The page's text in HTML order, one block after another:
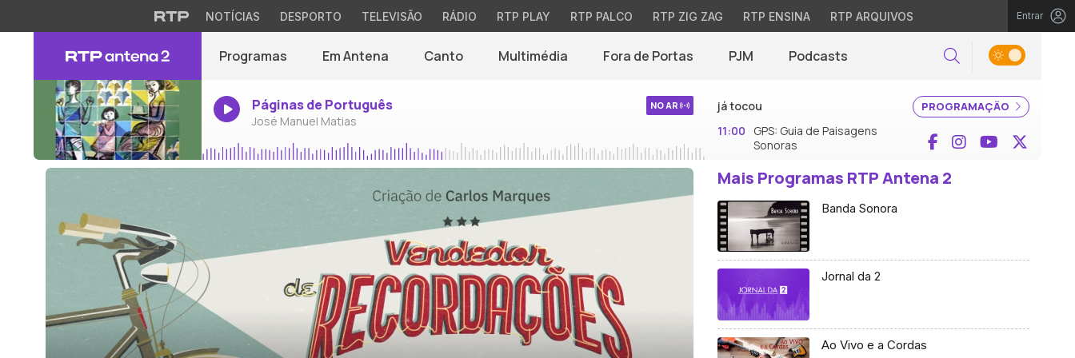
NOTÍCIAS DESPORTO TELEVISÃO RÁDIO RTP PLAY RTP PALCO RTP ZIG ZAG RTP ENSINA RTP ARQUIVOS Entrar
Programas Em Antena Canto Multimédia Fora de Portas PJM Podcasts Pesquisar
Páginas de Português
José Manuel Matias
NO AR PROGRAMAÇÃO
já tocou
11:00
GPS: Guia de Paisagens
Sonoras
Facebook
InstagramYouTube
Mais Programas RTP Antena 2
Banda Sonora
Jornal da 2
Ao Vivo e a Cordas